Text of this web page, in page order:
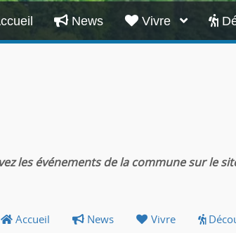
News Vivre
les événements de la commune sur le
Accueil News Vivre